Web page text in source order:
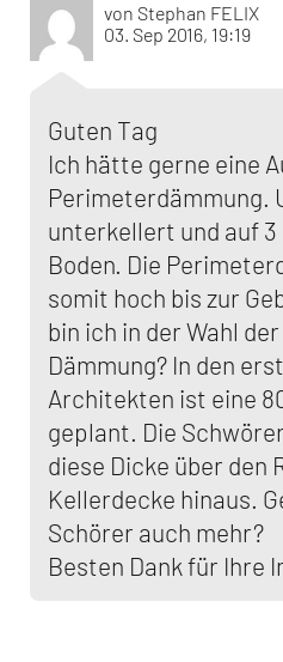
von Stephan FELIX
03. Sep 2016, 19:19
Guten Tag
Ich hätte gerne eine
Perimeterdämmung.
unterkellert und auf
Boden. Die
somit hoch bis zur
bin ich in der Wahl
Dämmung? In den
Architekten ist eine
geplant. Die
diese Dicke über den
Kellerdecke hinaus.
Schörer auch mehr?
Besten Dank für Ihre